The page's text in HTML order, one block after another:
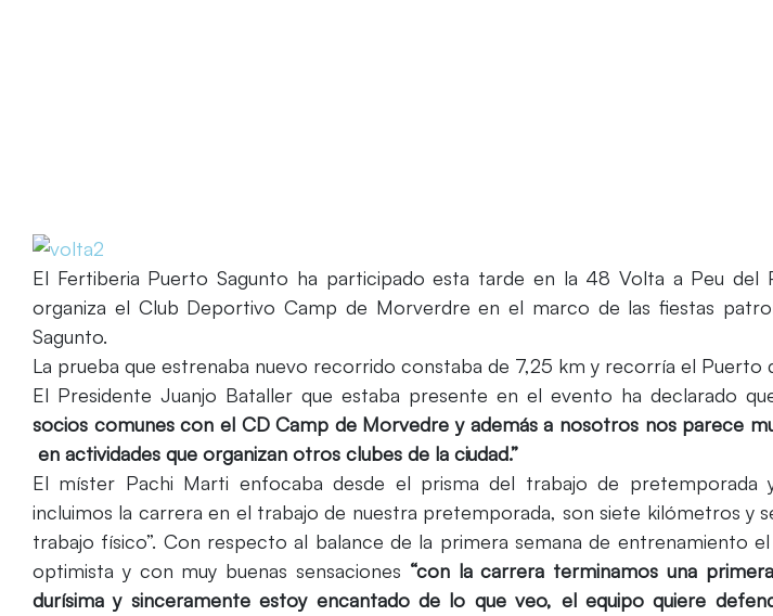
El Fertiberia Puerto Sagunto ha participado esta tarde en la 48 Volta a Peu del
organiza el Club Deportivo Camp de Morverdre en el marco de las fiestas
Sagunto.
La prueba que estrenaba nuevo recorrido constaba de 7,25 km y recorría el Puerto
El Presidente Juanjo Bataller que estaba presente en el evento ha declarado
socios comunes con el CD Camp de Morvedre y además a nosotros nos parece
en actividades que organizan otros clubes de la ciudad.”
El míster Pachi Marti enfocaba desde el prisma del trabajo de pretemporada
incluimos la carrera en el trabajo de nuestra pretemporada, son siete kilómetros y
trabajo físico”. Con respecto al balance de la primera semana de entrenamiento
optimista y con muy buenas sensaciones “con la carrera terminamos una
durísima y sinceramente estoy encantado de lo que veo, el equipo quiere